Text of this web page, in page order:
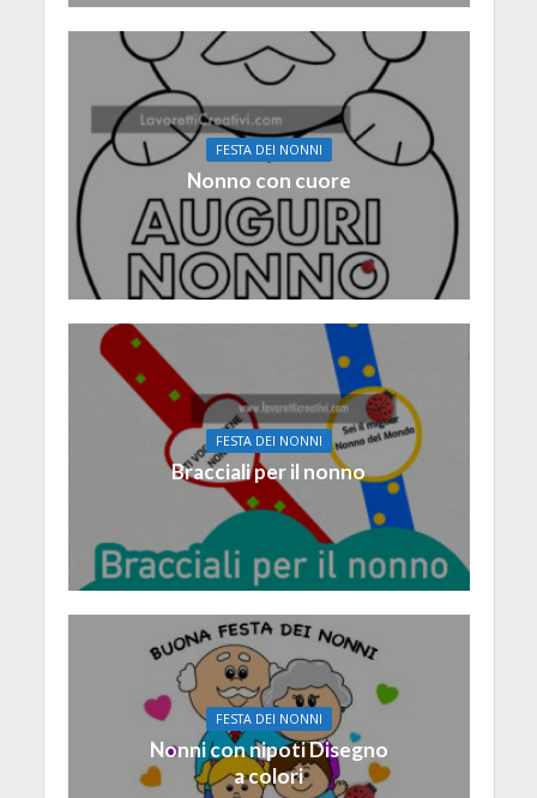
FESTA DEI NONNI
Nonno con cuore
FESTA DEI NONNI
Bracciali per il nonno
FESTA DEI NONNI
Nonni con nipoti Disegno
a colori